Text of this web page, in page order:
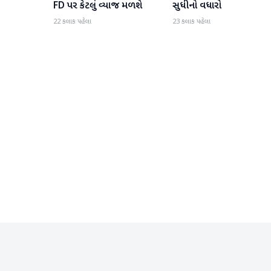
FD પર કેટલું વ્યાજ મળશે
22 કલાક પહેલા
સુધીનો વધારો
23 કલાક પહેલા